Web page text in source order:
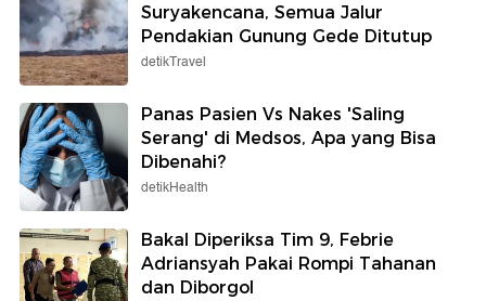
Suryakencana, Semua Jalur
Pendakian Gunung Gede Ditutup
detikTravel
Panas Pasien Vs Nakes 'Saling
Serang' di Medsos, Apa yang Bisa
Dibenahi?
detikHealth
Bakal Diperiksa Tim 9, Febrie
Adriansyah Pakai Rompi Tahanan
dan Diborgol